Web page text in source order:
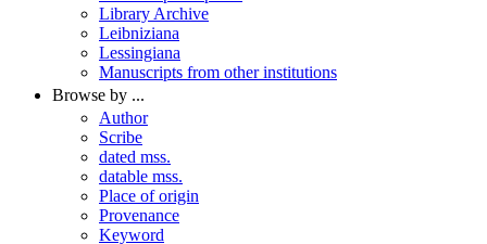
Library Archive
Leibniziana
Lessingiana
Manuscripts from other institutions
Browse by ...
Author
Scribe
dated mss.
datable mss.
Place of origin
Provenance
Keyword